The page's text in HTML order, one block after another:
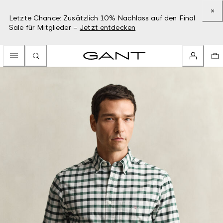
Letzte Chance: Zusätzlich 10% Nachlass auf den Final
Sale für Mitglieder – Jetzt entdecken